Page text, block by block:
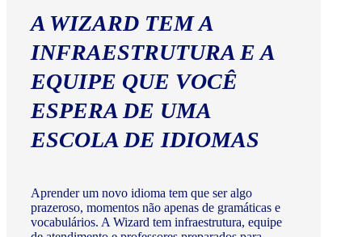
A WIZARD TEM A
INFRAESTRUTURA E A
EQUIPE QUE VOCÊ
ESPERA DE UMA
ESCOLA DE IDIOMAS
Aprender um novo idioma tem que ser algo
prazeroso, momentos não apenas de gramáticas e
vocabulários. A Wizard tem infraestrutura, equipe